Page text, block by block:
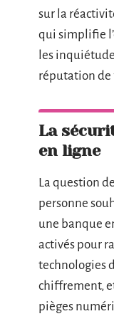
sur la
qui simplifie
les
réputation
La
en ligne
La question
personne
une banque
activés pour
technologies
chiffrement,
pièges